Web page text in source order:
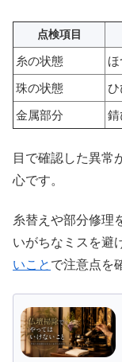
点検項目
糸の状態
ほ
珠の状態
ひ
金属部分
錆
目で確認した異常
心です。
糸替えや部分修理
いがちなミスを避
いこと で注意点を